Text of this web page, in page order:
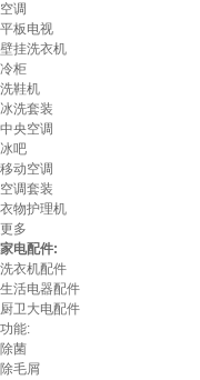
空调
平板电视
壁挂洗衣机
冷柜
洗鞋机
冰洗套装
中央空调
冰吧
移动空调
空调套装
衣物护理机
更多
家电配件:
洗衣机配件
生活电器配件
厨卫大电配件
功能:
除菌
除毛屑